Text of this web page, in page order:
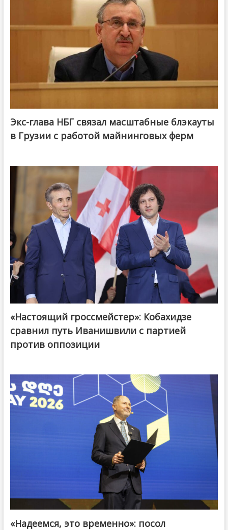
Экс-глава НБГ связал масштабные блэкауты
в Грузии с работой майнинговых ферм
@ქართული ოცნება / Georgian Dream
«Настоящий гроссмейстер»: Кобахидзе
сравнил путь Иванишвили с партией
против оппозиции
«Надеемся, это временно»: посол